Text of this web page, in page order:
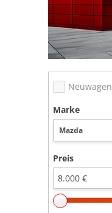
Neuwagen
Marke
Preis